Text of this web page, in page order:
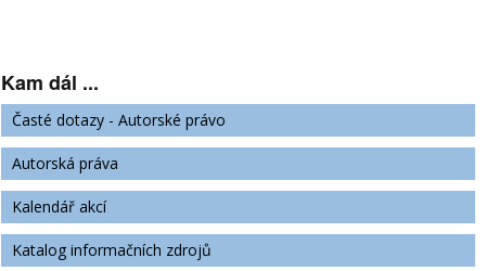
Kam dál ...
Časté dotazy - Autorské právo
Autorská práva
Kalendář akcí
Katalog informačních zdrojů